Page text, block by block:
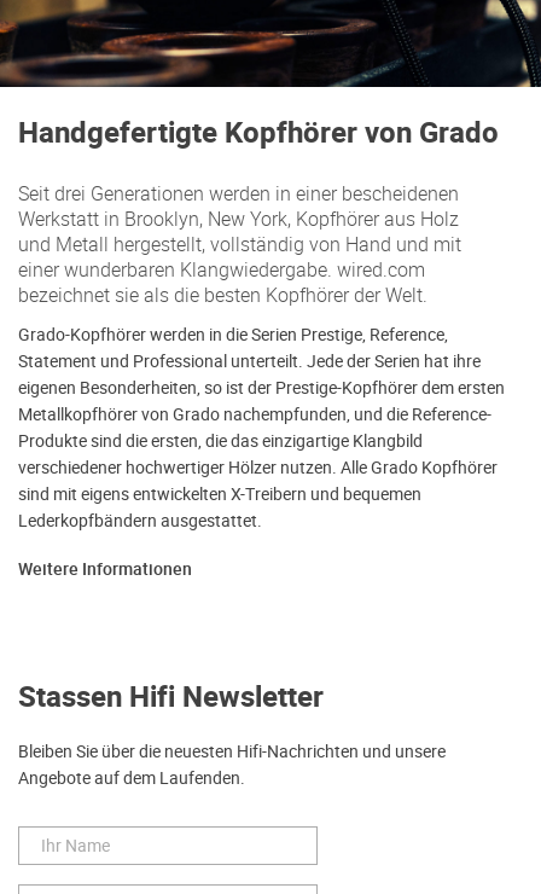
Handgefertigte Kopfhörer von Grado
Seit drei Generationen werden in einer bescheidenen
Werkstatt in Brooklyn, New York, Kopfhörer aus Holz
und Metall hergestellt, vollständig von Hand und mit
einer wunderbaren Klangwiedergabe. wired.com
bezeichnet sie als die besten Kopfhörer der Welt.
Grado-Kopfhörer werden in die Serien Prestige, Reference,
Statement und Professional unterteilt. Jede der Serien hat ihre
eigenen Besonderheiten, so ist der Prestige-Kopfhörer dem ersten
Metallkopfhörer von Grado nachempfunden, und die Reference-
Produkte sind die ersten, die das einzigartige Klangbild
verschiedener hochwertiger Hölzer nutzen. Alle Grado Kopfhörer
sind mit eigens entwickelten X-Treibern und bequemen
Lederkopfbändern ausgestattet.
Weitere Informationen
Stassen Hifi Newsletter
Bleiben Sie über die neuesten Hifi-Nachrichten und unsere
Angebote auf dem Laufenden.